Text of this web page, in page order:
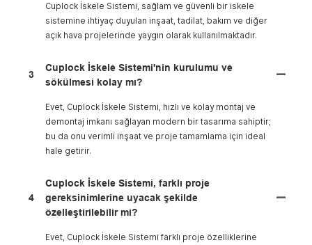
Cuplock İskele Sistemi, sağlam ve güvenli bir iskele
sistemine ihtiyaç duyulan inşaat, tadilat, bakım ve diğer
açık hava projelerinde yaygın olarak kullanılmaktadır.
3
Cuplock İskele Sistemi'nin kurulumu ve
sökülmesi kolay mı?
Evet, Cuplock İskele Sistemi, hızlı ve kolay montaj ve
demontaj imkanı sağlayan modern bir tasarıma sahiptir;
bu da onu verimli inşaat ve proje tamamlama için ideal
hale getirir.
4
Cuplock İskele Sistemi, farklı proje
gereksinimlerine uyacak şekilde
özelleştirilebilir mi?
Evet, Cuplock İskele Sistemi farklı proje özelliklerine